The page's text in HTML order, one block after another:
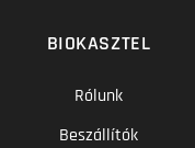
BIOKASZTEL
Rólunk
Beszállítók